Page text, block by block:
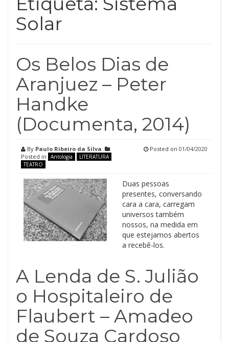
Solar
Os Belos Dias de
Aranjuez – Peter
Handke
(Documenta, 2014)
By Paulo Ribeiro da Silva
Posted in
Antologia
LITERATURA
TEATRO
Posted on 01/04/2020
Duas pessoas
presentes, conversando
cara a cara, carregam
universos também
nossos, na medida em
que estejamos abertos
a recebê-los.
A Lenda de S. Julião
o Hospitaleiro de
Flaubert – Amadeo
de Souza Cardoso